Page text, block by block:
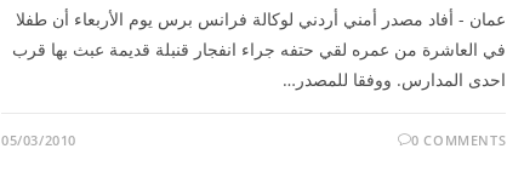
عمان - أفاد مصدر أمني أردني لوكالة فرانس برس يوم الأربعاء أن طفلا
في العاشرة من عمره لقي حتفه جراء انفجار قنبلة قديمة عبث بها قرب
احدى المدارس. ووفقا للمصدر…
0 COMMENTS
05/03/2010